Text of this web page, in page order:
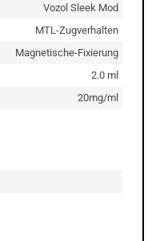
Vozol Sleek Mod
MTL-Zugverhalten
Magnetische-Fixierung
2.0 ml
20mg/ml